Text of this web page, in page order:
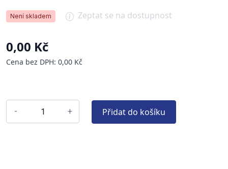
Není skladem Zeptat se na dostupnost
0,00 Kč
Cena bez DPH: 0,00 Kč
- + Přidat do košíku